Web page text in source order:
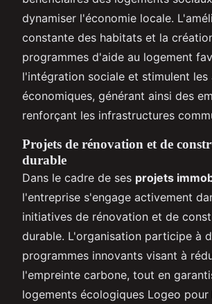
dynamiser l'économie locale.
constante des habitats et la
programmes d'aide au logement
l'intégration sociale et stimulent
économiques, générant ainsi des
renforçant les infrastructures
Projets de rénovation et de
durable
Dans le cadre de ses projets
l'entreprise s'engage activement
initiatives de rénovation et de
durable. L'organisation participe à
programmes innovants visant à
l'empreinte carbone, tout en
logements écologiques Logeo pour